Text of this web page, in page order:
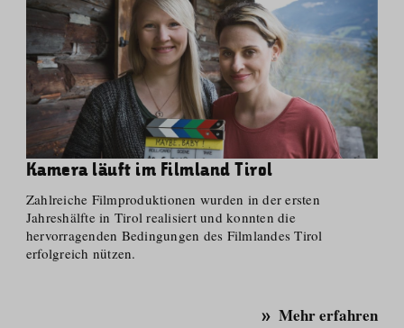
Kamera läuft im Filmland Tirol
Zahlreiche Filmproduktionen wurden in der ersten
Jahreshälfte in Tirol realisiert und konnten die
hervorragenden Bedingungen des Filmlandes Tirol
erfolgreich nützen.
Mehr erfahren